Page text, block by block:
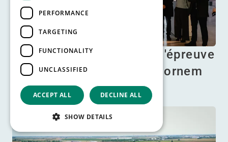
WDP crée un entrepôt à l'épreuve
du temps pour Lonza à Bornem
En savoir plus
PERFORMANCE
TARGETING
FUNCTIONALITY
UNCLASSIFIED
ACCEPT ALL DECLINE ALL
SHOW DETAILS